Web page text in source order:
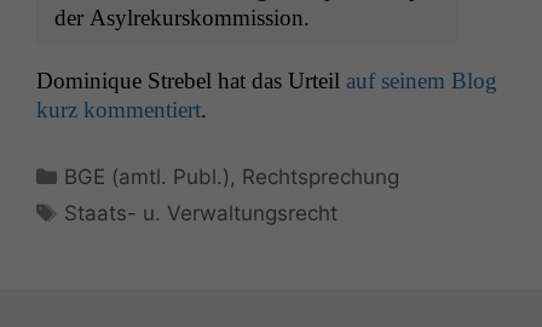
der Asylrekurskommission.
Dominique Strebel hat das Urteil auf seinem Blog
kurz kom­men­tiert.
Kategorien
BGE (amtl. Publ.) , Rechtsprechung
Schlagwörter
Staats- u. Verwaltungsrecht